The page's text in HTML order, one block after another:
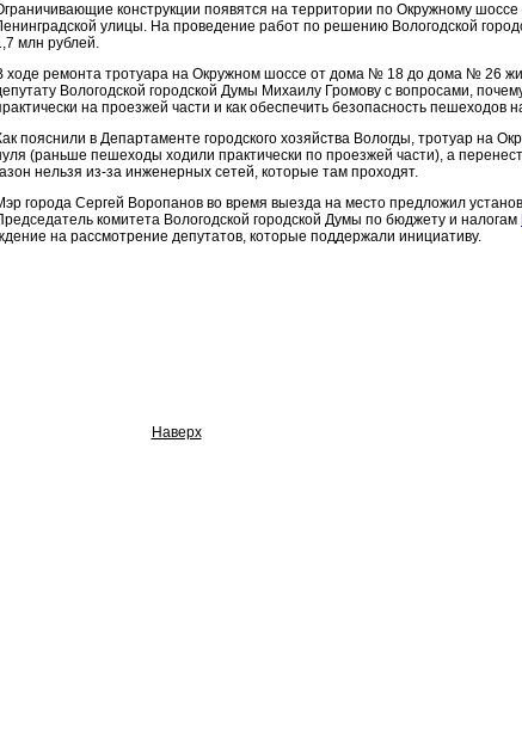
конструкции появятся на территории по Окружному
улицы. На проведение работ по решению Вологодской
млн рублей.
ходе ремонта тротуара на Окружном шоссе от дома № 18 до дома № 26
Вологодской городской Думы Михаилу Громову с вопросами,
на проезжей части и как обеспечить безопасность пешеходов
пояснили в Департаменте городского хозяйства Вологды, тротуар на
(раньше пешеходы ходили практически по проезжей части), а
нельзя из-за инженерных сетей, которые там проходят.
города Сергей Воропанов во время выезда на место предложил
комитета Вологодской городской Думы по бюджету и налогам
на рассмотрение депутатов, которые поддержали инициативу.
Наверх